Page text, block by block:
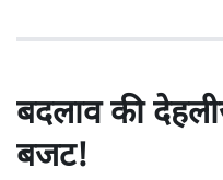
बदलाव की
बजट!